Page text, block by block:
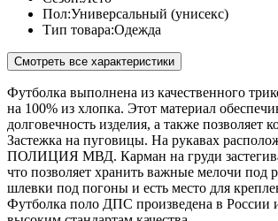
Пол:Универсальный (унисекс)
Тип товара:Одежда
Смотреть все характеристики
Футболка выполнена из качественного
на 100% из хлопка. Этот материал
долговечность изделия, а также позволяет
Застежка на пуговицы. На рукавах
ПОЛИЦИЯ МВД. Карман на груди
что позволяет хранить важные мелочи под
шлевки под погоны и есть место для
Футболка поло ДПС произведена в России и